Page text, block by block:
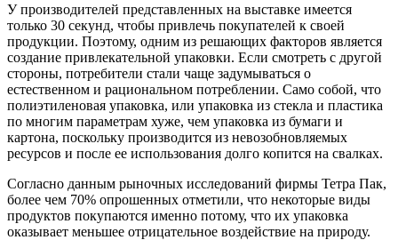
У производителей представленных на выставке имеется
только 30 секунд, чтобы привлечь покупателей к своей
продукции. Поэтому, одним из решающих факторов является
создание привлекательной упаковки. Если смотреть с другой
стороны, потребители стали чаще задумываться о
естественном и рациональном потреблении. Само собой, что
полиэтиленовая упаковка, или упаковка из стекла и пластика
по многим параметрам хуже, чем упаковка из бумаги и
картона, поскольку производится из невозобновляемых
ресурсов и после ее использования долго копится на свалках.
Согласно данным рыночных исследований фирмы Тетра Пак,
более чем 70% опрошенных отметили, что некоторые виды
продуктов покупаются именно потому, что их упаковка
оказывает меньшее отрицательное воздействие на природу.